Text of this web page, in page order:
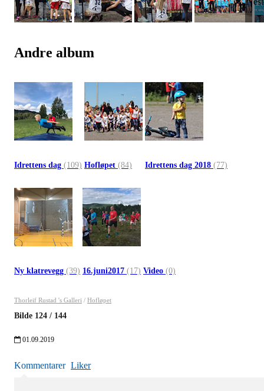
Andre album
Idrettens dag (109) Hofløpet (84) Idrettens dag 2018 (77)
Ny klatrevegg (39) 16.juni2017 (17) Video (0)
Thorleif Rustad 's Galleri / Hofløpet
Bilde 124 / 144
01.09.2019
Kommentarer Liker